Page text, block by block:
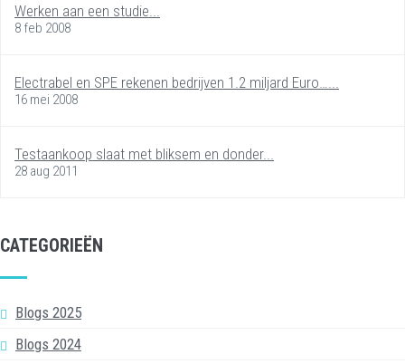
Werken aan een studie...
8 feb 2008
Electrabel en SPE rekenen bedrijven 1.2 miljard Euro…...
16 mei 2008
Testaankoop slaat met bliksem en donder...
28 aug 2011
CATEGORIEËN
Blogs 2025
Blogs 2024